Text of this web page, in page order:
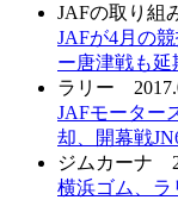
JAFの取り組
JAFが4月の
ー唐津戦も延
ラリー
JAFモーター
却、開幕戦
ジムカーナ
横浜ゴム、ラ